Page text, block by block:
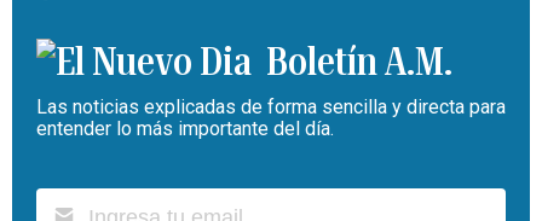
Boletín A.M.
Las noticias explicadas de forma sencilla y directa para
entender lo más importante del día.